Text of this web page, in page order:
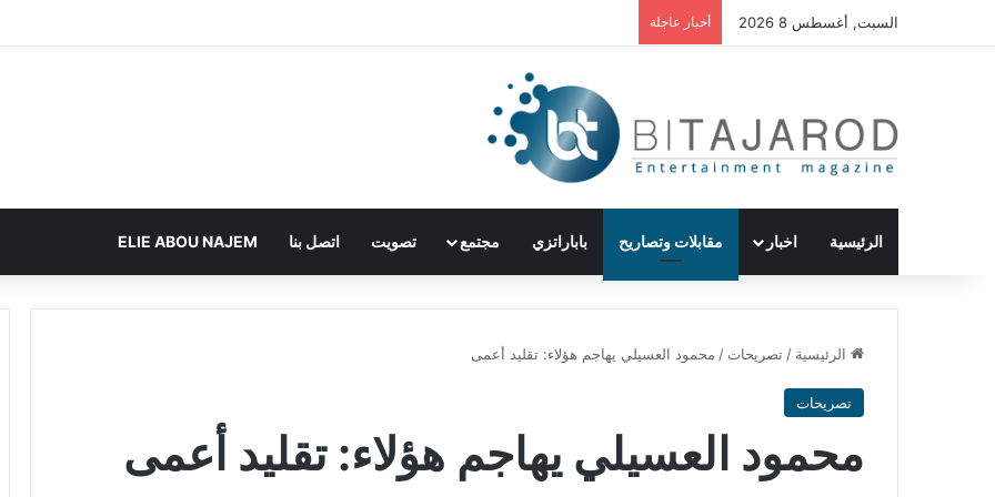
السبت, أغسطس 8 2026 أخبار عاجلة
الرئيسية اخبار مقابلات وتصاريح باباراتزي مجتمع تصويت اتصل بنا ELIE ABOU NAJEM
الرئيسية /تصريحات / محمود العسيلي يهاجم هؤلاء: تقليد أعمى
تصريحات
محمود العسيلي يهاجم هؤلاء: تقليد أعمى